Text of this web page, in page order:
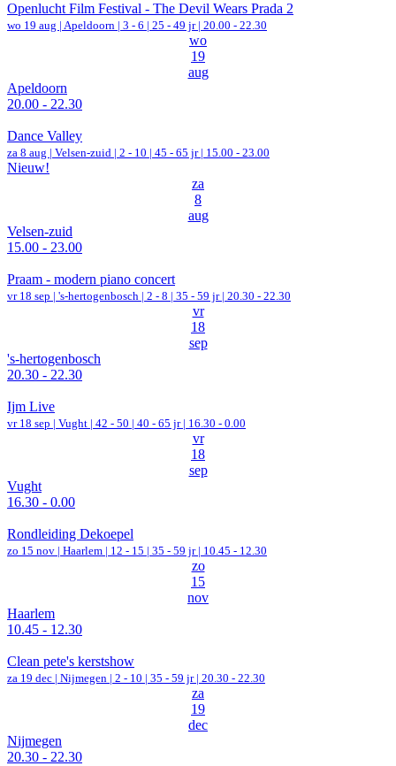
Openlucht Film Festival - The Devil Wears Prada 2
wo 19 aug | Apeldoorn | 3 - 6 | 25 - 49 jr | 20.00 - 22.30
wo
19
aug
Apeldoorn
20.00 - 22.30
Dance Valley
za 8 aug | Velsen-zuid | 2 - 10 | 45 - 65 jr | 15.00 - 23.00
Nieuw!
za
8
aug
Velsen-zuid
15.00 - 23.00
Praam - modern piano concert
vr 18 sep | 's-hertogenbosch | 2 - 8 | 35 - 59 jr | 20.30 - 22.30
vr
18
sep
's-hertogenbosch
20.30 - 22.30
Ijm Live
vr 18 sep | Vught | 42 - 50 | 40 - 65 jr | 16.30 - 0.00
vr
18
sep
Vught
16.30 - 0.00
Rondleiding Dekoepel
zo 15 nov | Haarlem | 12 - 15 | 35 - 59 jr | 10.45 - 12.30
zo
15
nov
Haarlem
10.45 - 12.30
Clean pete's kerstshow
za 19 dec | Nijmegen | 2 - 10 | 35 - 59 jr | 20.30 - 22.30
za
19
dec
Nijmegen
20.30 - 22.30